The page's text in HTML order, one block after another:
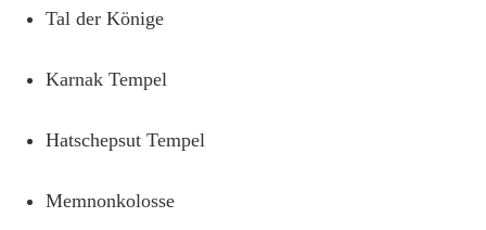
Tal der Könige
Karnak Tempel
Hatschepsut Tempel
Memnonkolosse